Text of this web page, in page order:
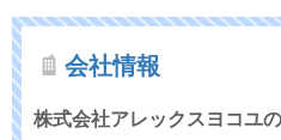
会社情報
株式会社アレックスヨコユ